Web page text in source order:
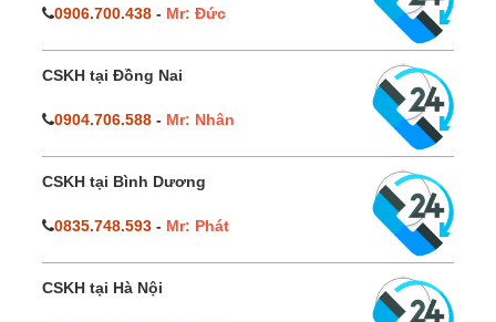
0906.700.438 - Mr: Đức
CSKH tại Đồng Nai
0904.706.588 - Mr: Nhân
CSKH tại Bình Dương
0835.748.593 - Mr: Phát
CSKH tại Hà Nội